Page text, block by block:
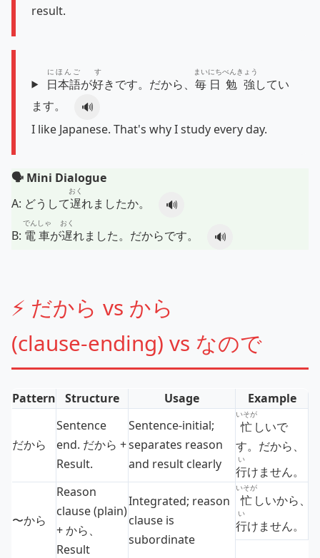
result.
日本語
にほんご
が好
す
きです。だから、毎日
まいにち
勉強
べんきょう
してい
ます。
🔊
I like Japanese. That's why I study every day.
🗣️ Mini Dialogue
A: どうして遅
おく
れましたか。
🔊
B: 電車
でんしゃ
が遅
おく
れました。だからです。 🔊
⚡ だから vs から
(clause‑ending) vs なので
Pattern Structure Usage Example
だから
Sentence
end. だから +
Result.
Sentence‑initial;
separates reason
and result clearly
忙
いそが
しいで
す。だから、
行
い
けません。
〜から
Reason
clause (plain)
+ から、
Result
Integrated; reason
clause is
subordinate
忙
いそが
しいから、
行
い
けません。